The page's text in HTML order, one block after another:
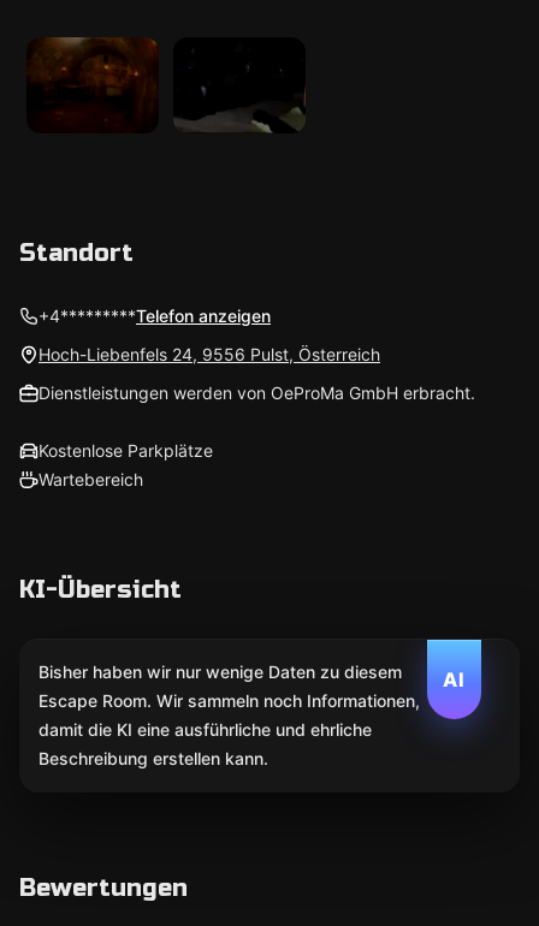
Standort
+4*********Telefon anzeigen
Hoch-Liebenfels 24, 9556 Pulst, Österreich
Dienstleistungen werden von OeProMa GmbH erbracht.
Kostenlose Parkplätze
Wartebereich
KI-Übersicht
AI
Bisher haben wir nur wenige Daten zu diesem
Escape Room. Wir sammeln noch Informationen,
damit die KI eine ausführliche und ehrliche
Beschreibung erstellen kann.
Bewertungen